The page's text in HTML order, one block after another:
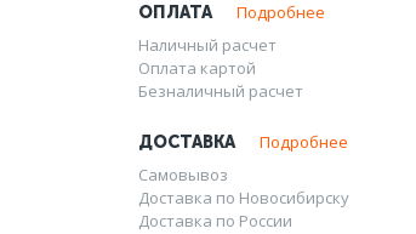
ОПЛАТА
Подробнее
Наличный расчет
Оплата картой
Безналичный расчет
ДОСТАВКА
Подробнее
Самовывоз
Доставка по Новосибирску
Доставка по России